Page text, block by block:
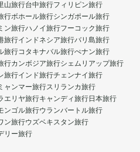
山旅行台中旅行フィリピン旅行
行ボホール旅行シンガポール旅行
ン旅行ハノイ旅行フーコック旅行
旅行インドネシア旅行バリ島旅行
旅行コタキナバル旅行ぺナン旅行
行カンボジア旅行シェムリアップ旅行
旅行インド旅行チェンナイ旅行
ャンマー旅行スリランカ旅行
エリヤ旅行キャンディ旅行日本旅行
ンゴル旅行ウランバートル旅行
ン旅行ウズベキスタン旅行
リー旅行